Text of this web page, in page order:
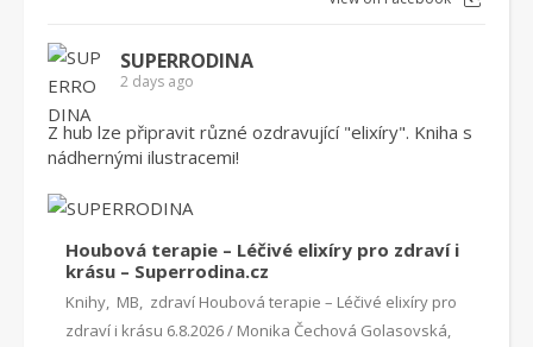
SUPERRODINA
2 days ago
Z hub lze připravit různé ozdravující "elixíry". Kniha s
nádhernými ilustracemi!
Houbová terapie – Léčivé elixíry pro zdraví i
krásu – Superrodina.cz
Knihy, MB, zdraví Houbová terapie – Léčivé elixíry pro
zdraví i krásu 6.8.2026 / Monika Čechová Golasovská,